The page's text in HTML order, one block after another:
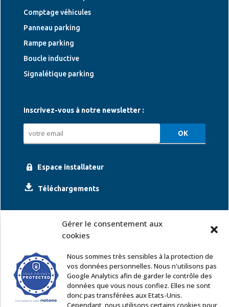
Gérer le consentement aux
cookies
Nous sommes très sensibles à la protection de
vos données personnelles. Nous n'utilisons pas
Google Analytics afin de garder le contrôle des
données que vous nous confiez. Elles ne sont
donc pas transférées aux Etats-Unis.
Cependant, nous utilisons certains cookies pour
Comptage véhicules
Panneau parking
Rampe parking
Boucle inductive
Signalétique parking
Inscrivez-vous à notre newsletter :
Espace installateur
Téléchargements
ACCOR SOLUTIONS
2 rue Léonard de Vinci – 91220 Le Plessis Pâté
Tél. : 01 60 85 64 62